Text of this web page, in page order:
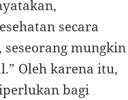
secara
mungkin
Oleh karena itu,
bagi